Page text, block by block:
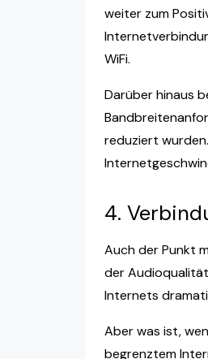
weiter zum
WiFi.
Darüber hinaus
reduziert
4.
Auch der Punkt
der
Internets
Aber was ist,
begrenztem